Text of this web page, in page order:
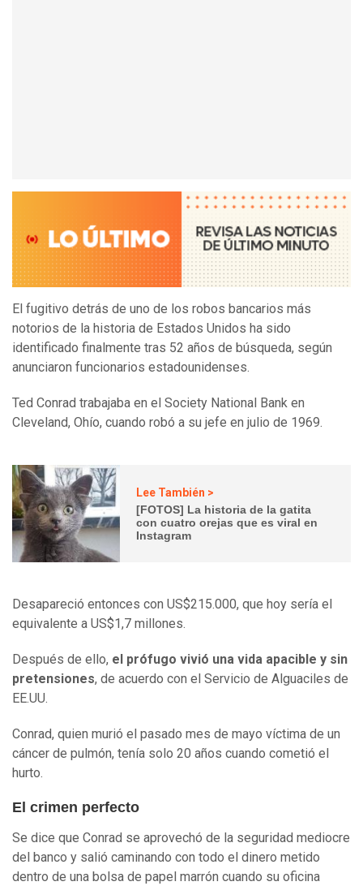
El fugitivo detrás de uno de los robos bancarios más
notorios de la historia de Estados Unidos ha sido
identificado finalmente tras 52 años de búsqueda, según
anunciaron funcionarios estadounidenses.
Ted Conrad trabajaba en el Society National Bank en
Cleveland, Ohío, cuando robó a su jefe en julio de 1969.
Lee También >
[FOTOS] La historia de la gatita
con cuatro orejas que es viral en
Instagram
Desapareció entonces con US$215.000, que hoy sería el
equivalente a US$1,7 millones.
Después de ello, el prófugo vivió una vida apacible y sin
pretensiones, de acuerdo con el Servicio de Alguaciles de
EE.UU.
Conrad, quien murió el pasado mes de mayo víctima de un
cáncer de pulmón, tenía solo 20 años cuando cometió el
hurto.
El crimen perfecto
Se dice que Conrad se aprovechó de la seguridad mediocre
del banco y salió caminando con todo el dinero metido
dentro de una bolsa de papel marrón cuando su oficina